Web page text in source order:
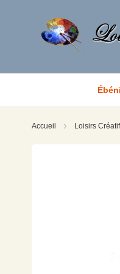
Accueil Loisirs